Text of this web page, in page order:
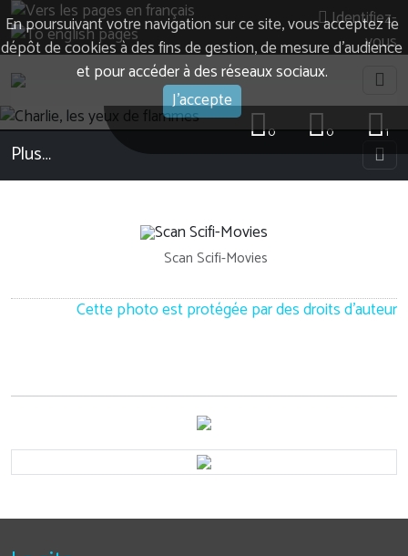
En poursuivant votre navigation sur ce site, vous acceptez le
dépôt de cookies à des fins de gestion, de mesure d’audience
et pour accéder à des réseaux sociaux.
J'accepte
Identifiez-
vous
1
0
0
Plus…
Scan Scifi-Movies
Cette photo est protégée par des droits d'auteur